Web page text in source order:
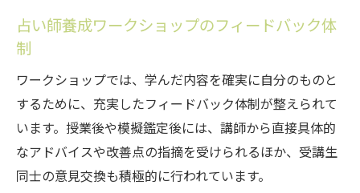
占い師養成ワークショップのフィードバック体
制
ワークショップでは、学んだ内容を確実に自分のものと
するために、充実したフィードバック体制が整えられて
います。授業後や模擬鑑定後には、講師から直接具体的
なアドバイスや改善点の指摘を受けられるほか、受講生
同士の意見交換も積極的に行われています。